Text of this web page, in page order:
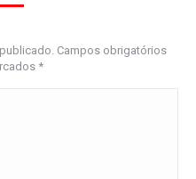
Campos obrigatórios
*